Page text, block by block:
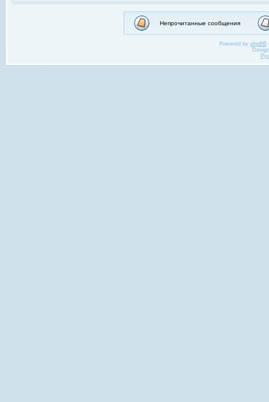
Непрочитанные сообщения
Powered by phpBB